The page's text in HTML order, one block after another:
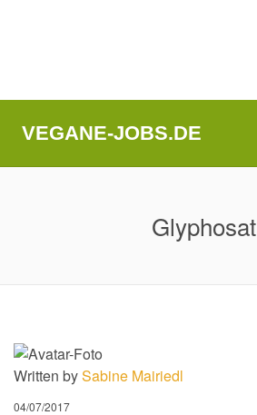
VEGANE-JOBS.DE
Glyphosat
Written bySabine Mairiedl
04/07/2017